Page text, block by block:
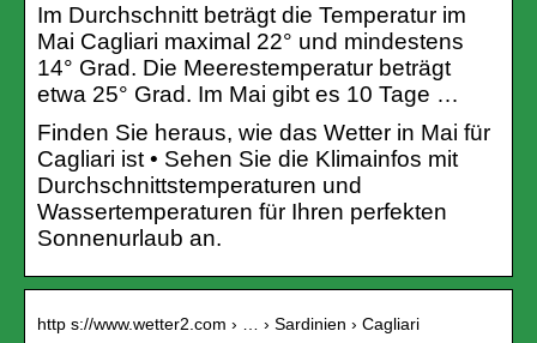
Im Durchschnitt beträgt die Temperatur im
Mai Cagliari maximal 22° und mindestens
14° Grad. Die Meerestemperatur beträgt
etwa 25° Grad. Im Mai gibt es 10 Tage …
Finden Sie heraus, wie das Wetter in Mai für
Cagliari ist • Sehen Sie die Klimainfos mit
Durchschnittstemperaturen und
Wassertemperaturen für Ihren perfekten
Sonnenurlaub an.
http s://www.wetter2.com › … › Sardinien › Cagliari